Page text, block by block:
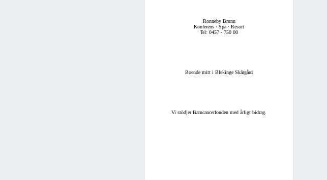
Ronneby Brunn
Konferens · Spa · Resort
Tel: 0457 - 750 00
Boende mitt i Blekinge Skärgård
Vi stödjer Barncancerfonden med årligt bidrag.